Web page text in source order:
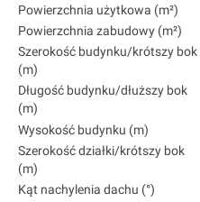
Powierzchnia użytkowa (m²)
Powierzchnia zabudowy (m²)
Szerokość budynku/krótszy bok
(m)
Długość budynku/dłuższy bok
(m)
Wysokość budynku (m)
Szerokość działki/krótszy bok
(m)
Kąt nachylenia dachu (°)